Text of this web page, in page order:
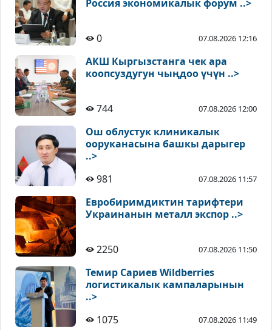
Россия экономикалык форум ..>
0 07.08.2026 12:16
АКШ Кыргызстанга чек ара
коопсуздугун чыңдоо үчүн ..>
744 07.08.2026 12:00
Ош облустук клиникалык
ооруканасына башкы дарыгер
..>
981
07.08.2026 11:57
Евробиримдиктин тарифтери
Украинанын металл экспор ..>
2250 07.08.2026 11:50
Темир Сариев Wildberries
логистикалык кампаларынын
..>
1075
07.08.2026 11:49